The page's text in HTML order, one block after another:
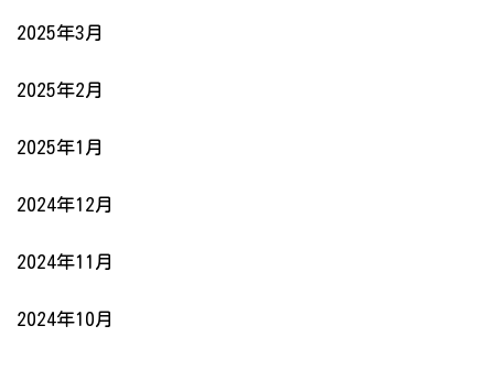
2025年3月
2025年2月
2025年1月
2024年12月
2024年11月
2024年10月